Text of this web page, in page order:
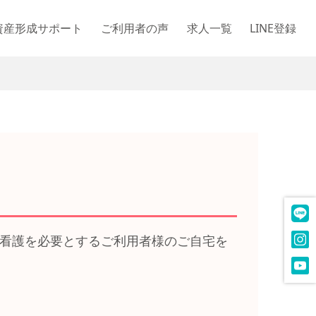
産形成サポート ご利用者の声 求人一覧 LINE登録
護を必要とするご利用者様のご自宅を